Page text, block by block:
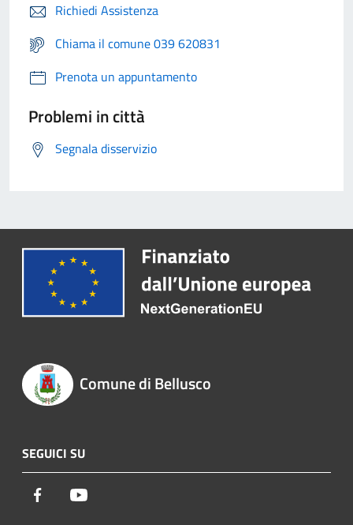
Richiedi Assistenza
Chiama il comune 039 620831
Prenota un appuntamento
Problemi in città
Segnala disservizio
Comune di Bellusco
SEGUICI SU
Facebook